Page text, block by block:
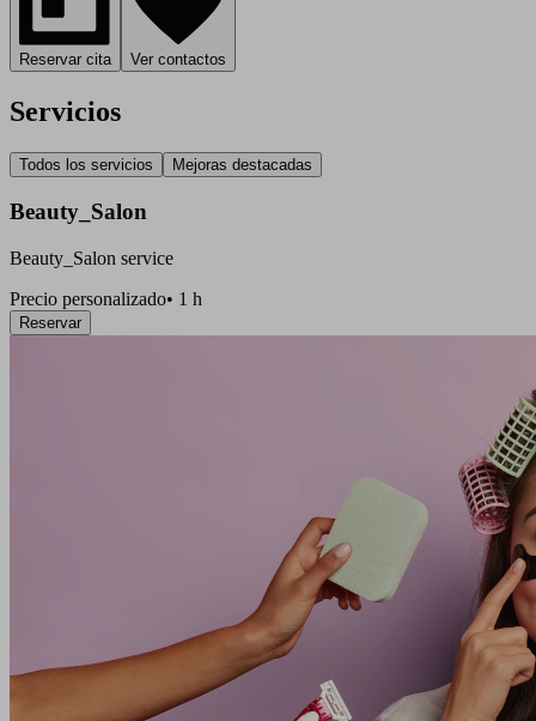
Reservar cita Ver contactos
Servicios
Todos los servicios Mejoras destacadas
Beauty_Salon
Beauty_Salon service
Precio personalizado• 1 h
Reservar